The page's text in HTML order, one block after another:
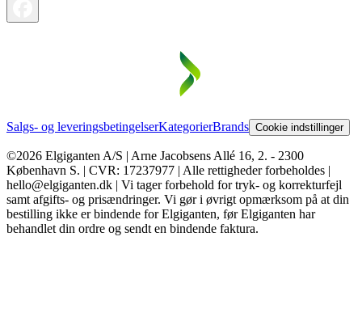
Salgs- og leveringsbetingelserKategorierBrands Cookie indstillinger
©2026 Elgiganten A/S | Arne Jacobsens Allé 16, 2. - 2300
København S. | CVR: 17237977 | Alle rettigheder forbeholdes |
hello@elgiganten.dk | Vi tager forbehold for tryk- og korrekturfejl
samt afgifts- og prisændringer. Vi gør i øvrigt opmærksom på at din
bestilling ikke er bindende for Elgiganten, før Elgiganten har
behandlet din ordre og sendt en bindende faktura.